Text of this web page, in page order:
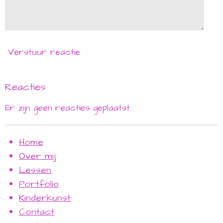
Verstuur reactie
Reacties
Er zijn geen reacties geplaatst.
Home
Over mij
Lessen
Portfolio
Kinderkunst
Contact